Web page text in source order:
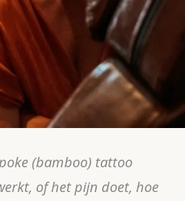
(bamboo) tattoo
of het pijn doet, hoe